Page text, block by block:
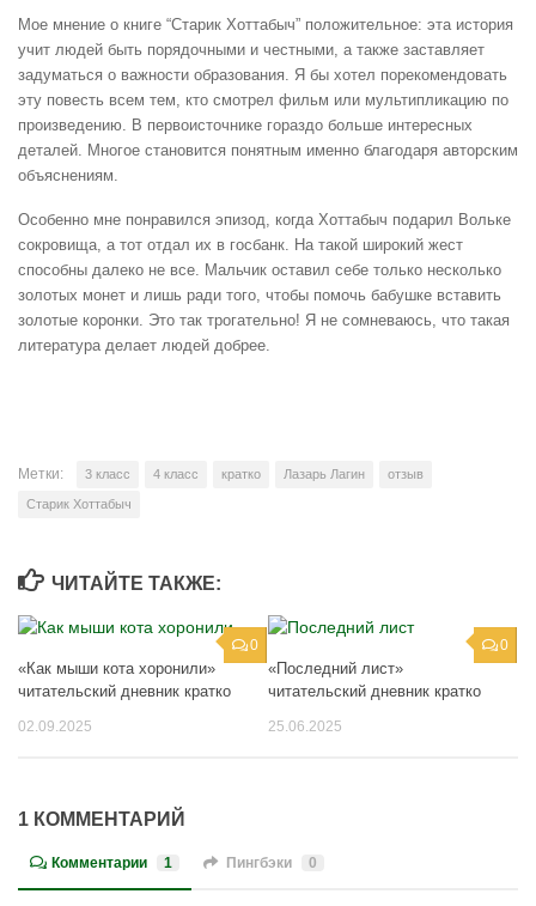
Мое мнение о книге “Старик Хоттабыч” положительное: эта история
учит людей быть порядочными и честными, а также заставляет
задуматься о важности образования. Я бы хотел порекомендовать
эту повесть всем тем, кто смотрел фильм или мультипликацию по
произведению. В первоисточнике гораздо больше интересных
деталей. Многое становится понятным именно благодаря авторским
объяснениям.
Особенно мне понравился эпизод, когда Хоттабыч подарил Вольке
сокровища, а тот отдал их в госбанк. На такой широкий жест
способны далеко не все. Мальчик оставил себе только несколько
золотых монет и лишь ради того, чтобы помочь бабушке вставить
золотые коронки. Это так трогательно! Я не сомневаюсь, что такая
литература делает людей добрее.
Метки: 3 класс 4 класс кратко Лазарь Лагин отзыв
Старик Хоттабыч
ЧИТАЙТЕ ТАКЖЕ:
0
«Как мыши кота хоронили»
читательский дневник кратко
02.09.2025
0
«Последний лист»
читательский дневник кратко
25.06.2025
1 КОММЕНТАРИЙ
Комментарии 1 Пингбэки 0